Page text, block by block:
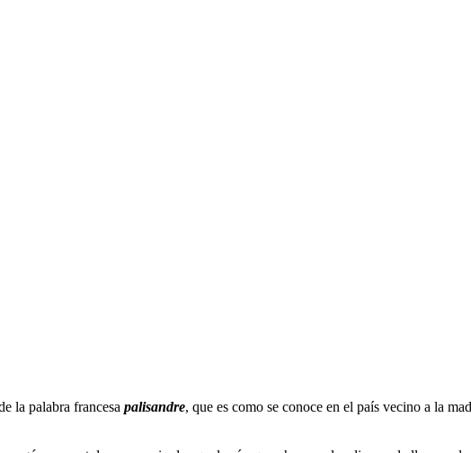
la palabra francesa palisandre, que es como se conoce en el país vecino a la